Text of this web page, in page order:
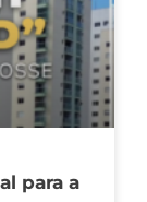
para a